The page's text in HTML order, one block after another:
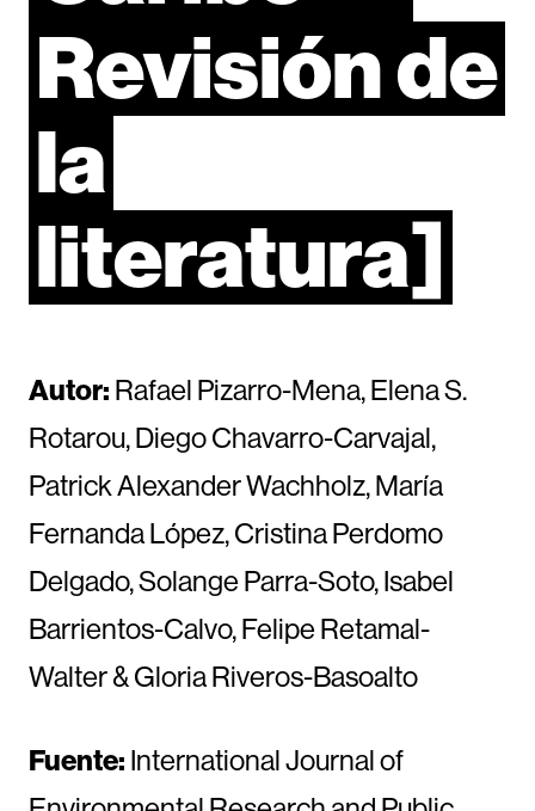
Revisiónde
la
literatura]
Autor: Rafael Pizarro-Mena, Elena S.
Rotarou, Diego Chavarro-Carvajal,
Patrick Alexander Wachholz, María
Fernanda López, Cristina Perdomo
Delgado, Solange Parra-Soto, Isabel
Barrientos-Calvo, Felipe Retamal-
Walter & Gloria Riveros-Basoalto
Fuente: International Journal of